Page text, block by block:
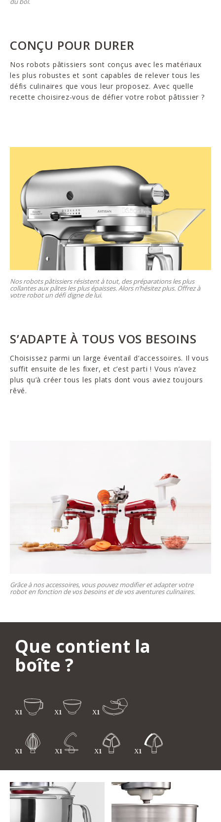
CONÇU POUR DURER
Nos robots pâtissiers sont conçus avec les matériaux
les plus robustes et sont capables de relever tous les
défis culinaires que vous leur proposez. Avec quelle
recette choisirez-vous de défier votre robot pâtissier ?
Nos robots pâtissiers résistent à tout, des préparations les plus
collantes aux pâtes les plus épaisses. Alors n’hésitez plus. Offrez à
votre robot un défi digne de lui.
S’ADAPTE À TOUS VOS BESOINS
Choisissez parmi un large éventail d’accessoires. Il vous
suffit ensuite de les fixer, et c’est parti ! Vous n’avez
plus qu’à créer tous les plats dont vous aviez toujours
rêvé.
Grâce à nos accessoires, vous pouvez modifier et adapter votre
robot en fonction de vos besoins et de vos aventures culinaires.
Que contient la
boîte ?